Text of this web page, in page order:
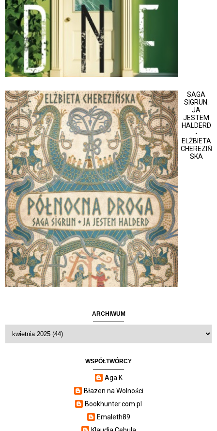
SAGA
SIGRUN.
JA
JESTEM
HALDERD
-
ELŻBIETA
CHEREZIŃ
SKA
ARCHIWUM
WSPÓŁTWÓRCY
Aga K
Błazen na Wolności
Bookhunter.com.pl
Emaleth89